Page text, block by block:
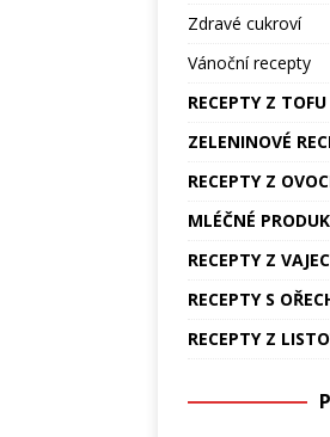
Zdravé cukroví
Vánoční recepty
RECEPTY Z TOFU
ZELENINOVÉ
RECEPTY Z
MLÉČNÉ
RECEPTY Z VAJEC
RECEPTY S
RECEPTY Z